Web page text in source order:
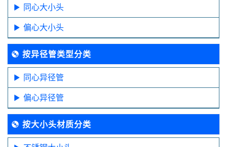
同心大小头
偏心大小头
按异径管类型分类
同心异径管
偏心异径管
按大小头材质分类